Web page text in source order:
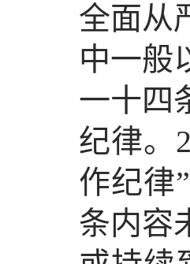
全面从
中一般
一十四
纪律。
作纪律
条内容